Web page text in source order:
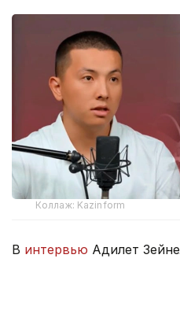
Коллаж: Kazinform
В интервью Адилет